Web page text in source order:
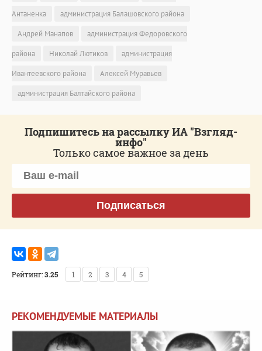
Антаненка
администрация Балашовского района
Андрей Манапов
администрация Федоровского
района
Николай Лютиков
администрация
Ивантеевского района
Алексей Муравьев
администрация Балтайского района
Подпишитесь на рассылку ИА "Взгляд-
инфо"
Только самое важное за день
Подписаться
Рейтинг:3.25 1 2 3 4 5
РЕКОМЕНДУЕМЫЕ МАТЕРИАЛЫ